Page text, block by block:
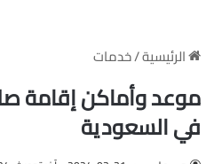
الرئيسية/خدمات
في السعودية